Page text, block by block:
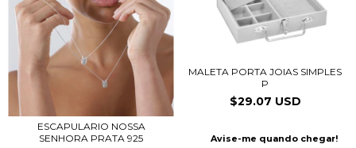
ESCAPULARIO NOSSA
SENHORA PRATA 925
MALETA PORTA JOIAS SIMPLES
P
$29.07 USD
Avise-me quando chegar!